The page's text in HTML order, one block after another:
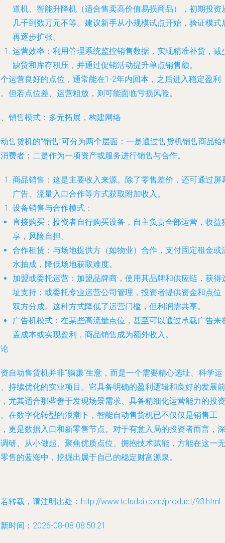
道机、智能升降机（适合售卖高价值易损商品），初期投资
几千到数万元不等。建议新手从小规模试点开始，验证模式
再逐步扩张。
运营效率：利用管理系统监控销售数据，实现精准补货，减
缺货和库存积压，并通过促销活动提升单点销售额。
运营良好的点位，通常能在1-2年内回本，之后进入稳定盈利
但若点位差、运营粗放，则可能面临亏损风险。
销售模式：多元拓展，构建网络
售货机的“销售”可分为两个层面：一是通过售货机销售商品给
费者；二是作为一项资产或服务进行销售与合作。
商品销售：这是主要收入来源。除了零售差价，还可通过屏
广告、流量入口合作等方式获取附加收入。
设备销售与合作模式：
直接购买：投资者自行购买设备，自主负责全部运营，收益
享，风险自担。
合作租赁：与场地提供方（如物业）合作，支付固定租金或
水抽成，降低场地获取难度。
加盟或委托运营：加盟品牌商，使用其品牌和供应链，获得
址支持；或委托专业运营公司管理，投资者提供资金和点位
双方分成。这种方式降低了运营门槛，但利润需共享。
广告机模式：在某些高流量点位，甚至可以通过承载广告来
盖成本或实现盈利，商品销售成为额外收入。
自动售货机并非“躺赚”生意，而是一个需要精心选址、科学运
持续优化的实业项目。它具备明确的盈利逻辑和良好的发展前
尤其适合那些善于发现场景需求、具备精细化运营能力的投资
在数字化转型的浪潮下，智能自动售货机已不仅仅是销售工
更是数据入口和新零售节点。对于有意入局的投资者而言，深
研、从小做起、聚焦优质点位、拥抱技术赋能，方能在这一无
售的蓝海中，挖掘出属于自己的稳定财富源泉。
转载，请注明出处：http://www.tcfudai.com/product/93.html
时间：2026-08-08 08:50:21